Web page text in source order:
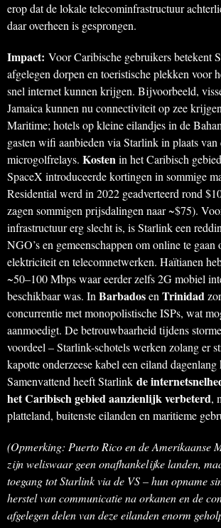
erop dat de lokale telecominfrastructuur
daar overheen is gesprongen.
Impact: Voor Caribische gebruikers betekent
afgelegen dorpen en toeristische plekken voor
snel internet kunnen krijgen. Bijvoorbeeld,
Jamaica kunnen nu connectiviteit op zee
Maritime; hotels op kleine eilandjes in de
gasten wifi aanbieden via Starlink in plaats van
microgolfrelays. Kostenin het Caribisch
SpaceX introduceerde kortingen in sommige
Residential werd in 2022 geadverteerd rond
zagen sommigen prijsdalingen naar ~$75).
infrastructuur erg slecht is, is Starlink een
NGO’s en gemeenschappen om online te gaan
elektriciteit en telecomnetwerken. Haïtianen
~50–100 Mbps waar eerder zelfs 2G mobiel
beschikbaar was. InBarbadosenTrinidad
concurrentie met monopolistische ISPs, wat
aanmoedigt. De betrouwbaarheid tijdens
voordeel – Starlink-schotels werken zolang er
kapotte onderzeese kabel een eiland dagenlang
Samenvattend heeft Starlink de
het Caribisch gebied aanzienlijk verbeterd,
platteland, buitenste eilanden en maritieme
(Opmerking: Puerto Rico en de Amerikaanse
zijn weliswaar geen onafhankelijke landen,
toegang tot Starlink via de VS – hun opname
herstel van communicatie na orkanen en de
afgelegen delen van deze eilanden enorm